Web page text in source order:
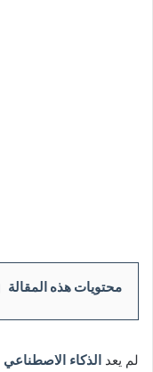
محتويات هذه المقالة
لم يعد الذكاء الاصطناعي